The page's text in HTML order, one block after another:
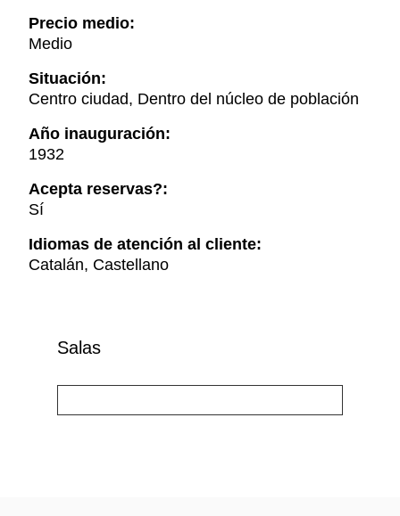
Precio medio:
Medio
Situación:
Centro ciudad, Dentro del núcleo de población
Año inauguración:
1932
Acepta reservas?:
Sí
Idiomas de atención al cliente:
Catalán, Castellano
Salas